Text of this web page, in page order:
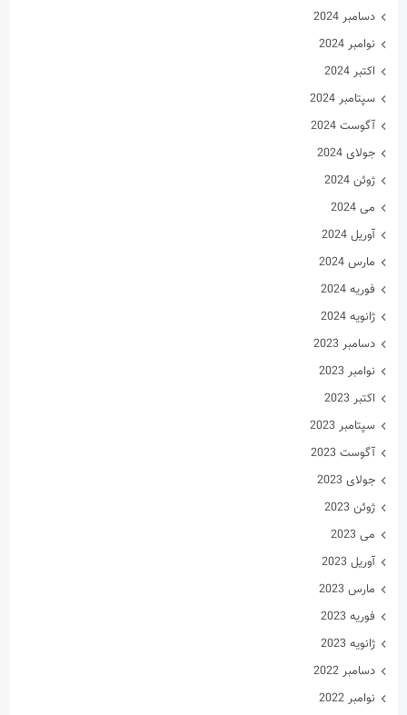
دسامبر 2024
نوامبر 2024
اکتبر 2024
سپتامبر 2024
آگوست 2024
جولای 2024
ژوئن 2024
می 2024
آوریل 2024
مارس 2024
فوریه 2024
ژانویه 2024
دسامبر 2023
نوامبر 2023
اکتبر 2023
سپتامبر 2023
آگوست 2023
جولای 2023
ژوئن 2023
می 2023
آوریل 2023
مارس 2023
فوریه 2023
ژانویه 2023
دسامبر 2022
نوامبر 2022